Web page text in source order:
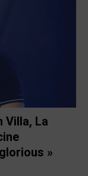
Villa, La
»